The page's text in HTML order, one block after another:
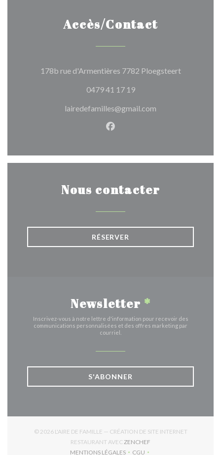
Accès/Contact
178b rue d'Armentières 7782 Ploegsteert((ouvre une
0479 41 17 19
lairedefamilles@gmail.com
Facebook ((ouvre une
Nous contacter
RÉSERVER
Newsletter *
Inscrivez-vous à notre lettre d'information pour recevoir des
communications personnalisées et des offres marketing par
courriel.
S'ABONNER
© 2026 L'AIRE DE FAMILLE — CRÉATION DE SITE INTERNET
RESTAURANT AVEC ZENCHEF
MENTIONS LÉGALES
CGU